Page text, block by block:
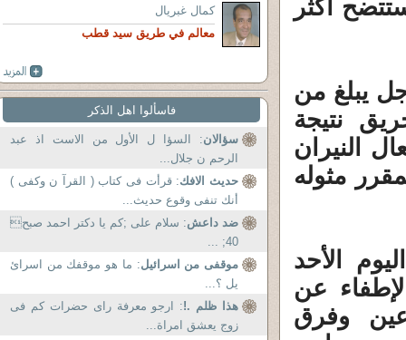
أكثر
يبلغ من
نتيجة
النيران
مثوله
الأحد
عن
وفرق
كمال غبريال
معالم في طريق سيد قطب
فاسألوا اهل الذكر
سؤالان: السؤا ل الأول من الاست اذ عبد
الرحم ن جلال...
حديث الافك: قرأت فى كتاب ( القرآ ن وكفى )
أنك تنفى وقوع حديث...
ضد داعش: سلام علی ;کم یا دکتر احمد صبح
40; ...
موقفى من اسرائيل: ما هو موقفك من اسرائ
يل ؟...
هذا ظلم .!: ارجو معرفة راى حضرات كم فى
زوج يعشق امراة...